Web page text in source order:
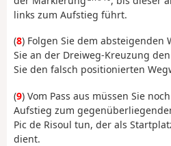
links zum Aufstieg führt.
(8) Folgen Sie dem absteigenden
Sie an der Dreiweg-Kreuzung
Sie den falsch positionierten
(9) Vom Pass aus müssen Sie
Aufstieg zum
Pic de Risoul tun, der als
dient.